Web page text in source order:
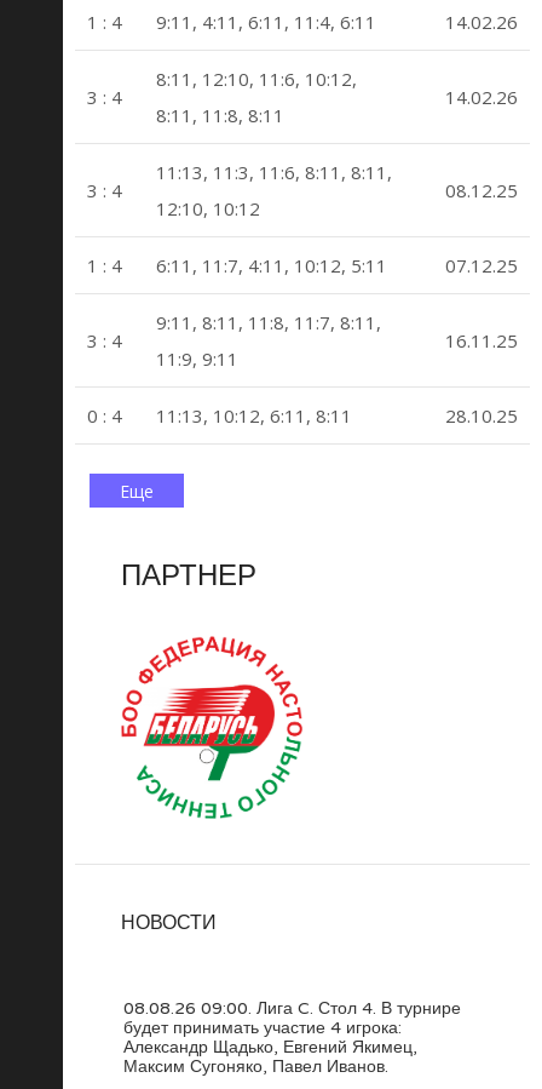
1 : 4 9:11, 4:11, 6:11, 11:4, 6:11 14.02.26
3 : 4
8:11, 12:10, 11:6, 10:12,
8:11, 11:8, 8:11
14.02.26
3 : 4
11:13, 11:3, 11:6, 8:11, 8:11,
12:10, 10:12
08.12.25
1 : 4 6:11, 11:7, 4:11, 10:12, 5:11 07.12.25
3 : 4
9:11, 8:11, 11:8, 11:7, 8:11,
11:9, 9:11
16.11.25
0 : 4 11:13, 10:12, 6:11, 8:11 28.10.25
Еще
ПАРТНЕР
НОВОСТИ
08.08.26 09:00. Лига C. Стол 4. В турнире
будет принимать участие 4 игрока:
Александр Щадько, Евгений Якимец,
Максим Сугоняко, Павел Иванов.